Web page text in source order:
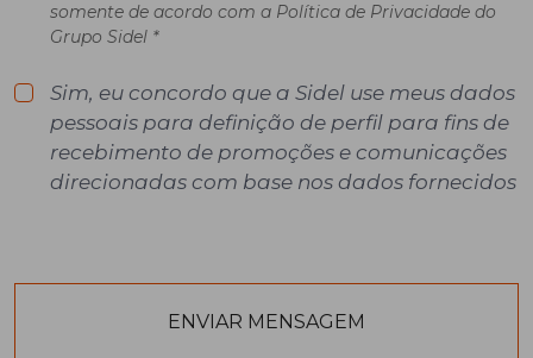
somente de acordo com a Política de Privacidade do
Grupo Sidel *
Sim, eu concordo que a Sidel use meus dados
pessoais para definição de perfil para fins de
recebimento de promoções e comunicações
direcionadas com base nos dados fornecidos